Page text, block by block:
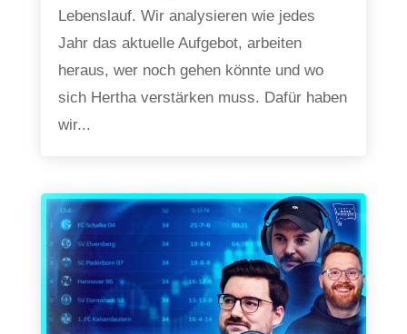
Lebenslauf. Wir analysieren wie jedes
Jahr das aktuelle Aufgebot, arbeiten
heraus, wer noch gehen könnte und wo
sich Hertha verstärken muss. Dafür haben
wir...